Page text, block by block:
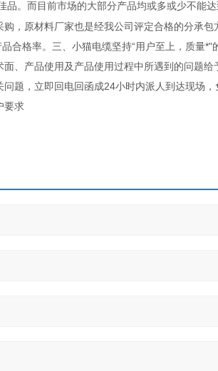
。而目前市场的大部分产品均或多或少不能达
原材料厂家也是经我公司评定合格的分承包
合格率。三、小猫电缆坚持“用户至上，质量*"
、产品使用及产品使用过程中所遇到的问题给
题，立即回电回函成24小时内派人到达现场
要求